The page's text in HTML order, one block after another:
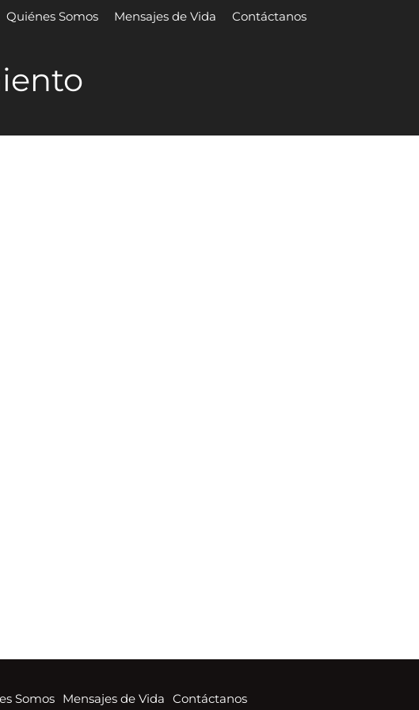
Quiénes Somos Mensajes de Vida Contáctanos
Somos Mensajes de Vida Contáctanos